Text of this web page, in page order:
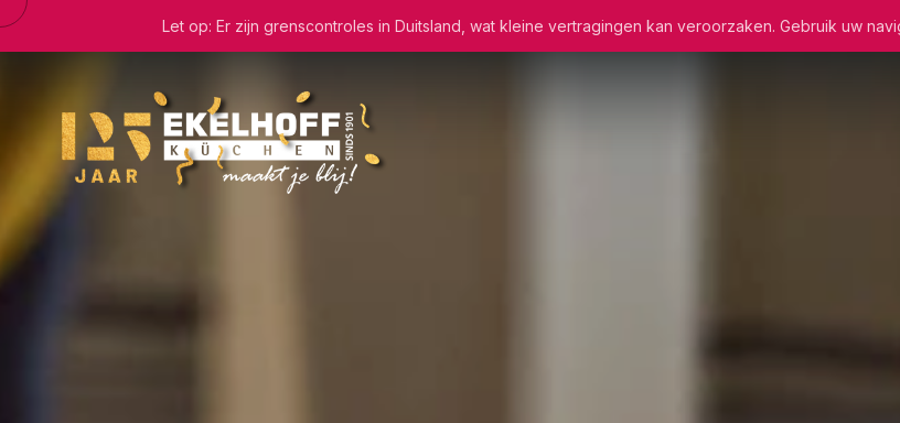
Let op: Er zijn grenscontroles in Duitsland, wat kleine vertragingen kan veroorzaken. Gebruik uw